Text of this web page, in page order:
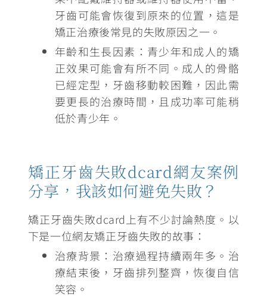
牙齒可能會恢復到原來的位置，這是
矯正治療後常見的失敗原因之一。
年齡和生長因素 ：青少年和成人的矯
正效果可能會有所不同。成人的骨骼
已經定型，牙齒移動較困難，因此需
要更長的治療時間，且成功率可能稍
低於青少年。
矯正牙齒失敗dcard網友案例
分享，我該如何避免失敗？
矯正牙齒失敗dcard上有不少討論熱度。以
下是一位網友矯正牙齒失敗的故事：
治療背景：治療過程持續兩年多。治
療結束後，牙齒排列整齊，恢復自信
笑容。